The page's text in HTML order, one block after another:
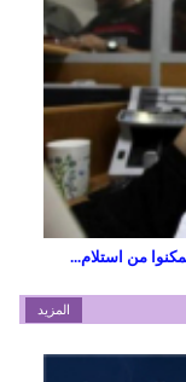
من استلام...
المزيد